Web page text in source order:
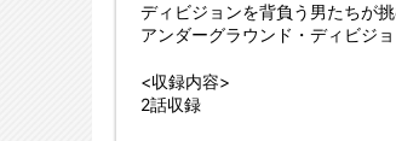
ディビジョンを背負う男たちが挑
アンダーグラウンド・ディビジ
<収録内容>
2話収録